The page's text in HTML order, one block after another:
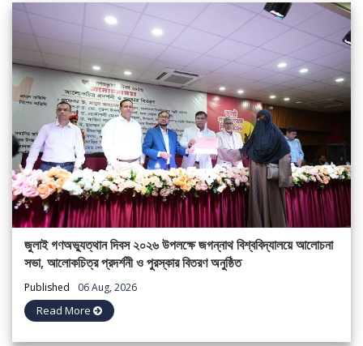
জুলাই গণঅভ্যুত্থান দিবস ২০২৬ উপলক্ষে জগন্নাথ বিশ্ববিদ্যালয়ে আলোচনা
সভা, আলোকচিত্র প্রদর্শনী ও পুরস্কার বিতরণ অনুষ্ঠিত
Published 06 Aug, 2026
Read More